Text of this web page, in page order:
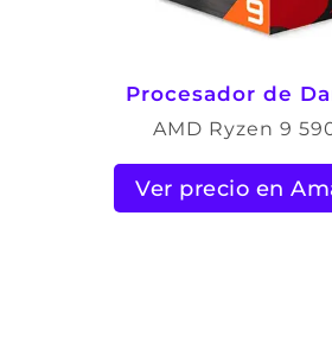
Procesador de
AMD Ryzen 9
Ver precio en